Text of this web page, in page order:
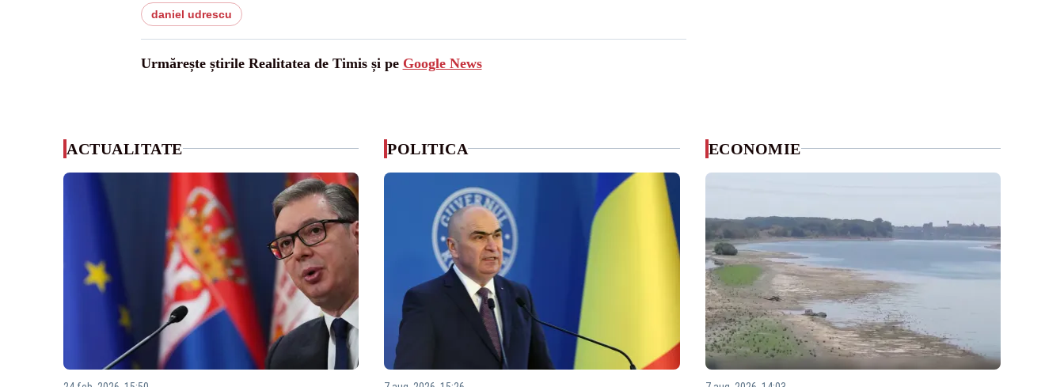
daniel udrescu
Urmărește știrile Realitatea de Timis și pe Google News
ACTUALITATE POLITICA ECONOMIE